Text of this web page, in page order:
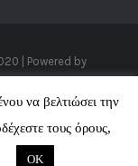
| Powered by
να βελτιώσει την
τους όρους,
OK